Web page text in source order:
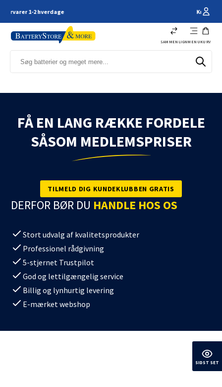
Kundeservice - 66 11 61 44
SAMMENLIGN MENU KURV
FÅ EN LANG RÆKKE FORDELE
SÅSOM MEDLEMSPRISER
TILMELD DIG KUNDEKLUBBEN GRATIS
DERFOR BØR DU HANDLE HOS OS
Stort udvalg af kvalitetsprodukter
Professionel rådgivning
5-stjernet Trustpilot
God og lettilgængelig service
Billig og lynhurtig levering
E-mærket webshop
SIDST SET